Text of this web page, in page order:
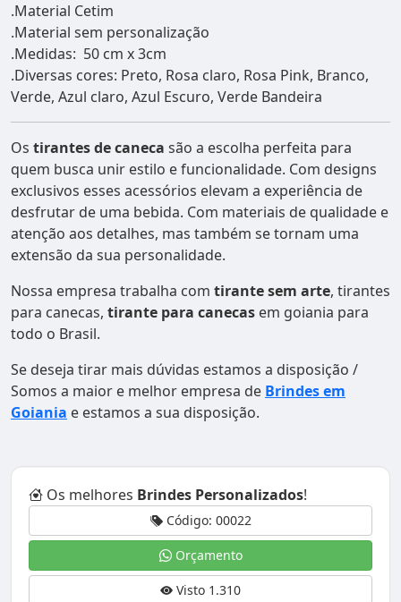
.Material Cetim
.Material sem personalização
.Medidas: 50 cm x 3cm
.Diversas cores: Preto, Rosa claro, Rosa Pink, Branco,
Verde, Azul claro, Azul Escuro, Verde Bandeira
Os tirantes de caneca são a escolha perfeita para
quem busca unir estilo e funcionalidade. Com designs
exclusivos esses acessórios elevam a experiência de
desfrutar de uma bebida. Com materiais de qualidade e
atenção aos detalhes, mas também se tornam uma
extensão da sua personalidade.
Nossa empresa trabalha com tirante sem arte, tirantes
para canecas, tirante para canecas em goiania para
todo o Brasil.
Se deseja tirar mais dúvidas estamos a disposição /
Somos a maior e melhor empresa de Brindes em
Goiania e estamos a sua disposição.
Os melhores Brindes Personalizados!
Código: 00022
Orçamento
Visto 1.310